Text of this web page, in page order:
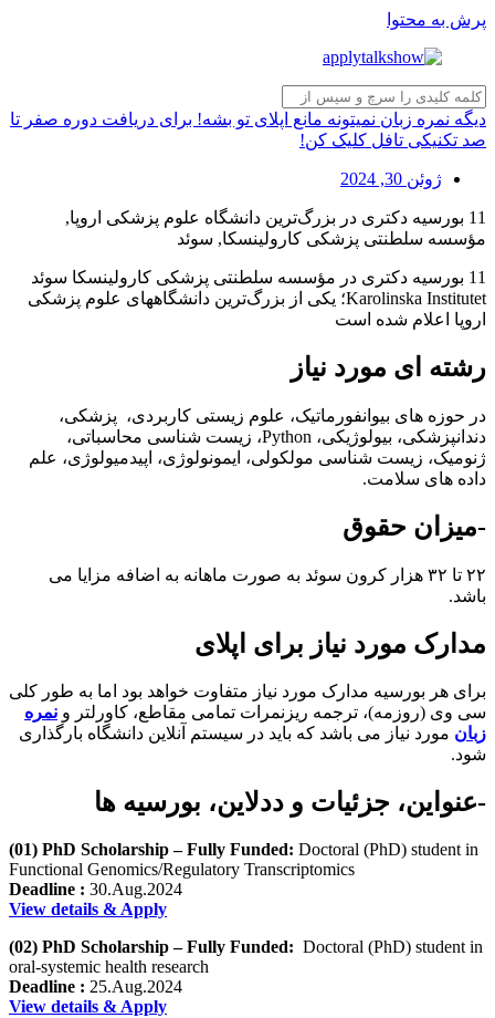
پرش به محتوا
دیگه نمره زبان نمیتونه مانع اپلای تو بشه! برای دریافت دوره صفر تا
صد تکنیکی تافل کلیک کن!
ژوئن 30, 2024
11 بورسیه دکتری در بزرگ‌ترین دانشگاه علوم پزشکی اروپا,
مؤسسه سلطنتی پزشکی کارولینسکا, سوئد
11 بورسیه دکتری در مؤسسه سلطنتی پزشکی کارولینسکا سوئد
Karolinska Institutet؛ یکی از بزرگ‌ترین دانشگاههای علوم پزشکی
اروپا اعلام شده است
رشته ای مورد نیاز
در حوزه های بیوانفورماتیک، علوم زیستی کاربردی، پزشکی،
دندانپزشکی، بیولوژیکی، Python، زیست شناسی محاسباتی،
ژنومیک، زیست شناسی مولکولی، ایمونولوژی، اپیدمیولوژی، علم
داده های سلامت.
-میزان حقوق
۲۲ تا ۳۲ هزار کرون سوئد به صورت ماهانه به اضافه مزایا می
باشد.
مدارک مورد نیاز برای اپلای
برای هر بورسیه مدارک مورد نیاز متفاوت خواهد بود اما به طور کلی
سی وی (روزمه)، ترجمه ریزنمرات تمامی مقاطع، کاورلتر و نمره
زبان مورد نیاز می باشد که باید در سیستم آنلاین دانشگاه بارگذاری
شود.
-عنواین، جزئیات و ددلاین، بورسیه ها
(01) PhD Scholarship – Fully Funded: Doctoral (PhD) student in
Functional Genomics/Regulatory Transcriptomics
Deadline : 30.Aug.2024
View details & Apply
(02) PhD Scholarship – Fully Funded: Doctoral (PhD) student in
oral-systemic health research
Deadline : 25.Aug.2024
View details & Apply